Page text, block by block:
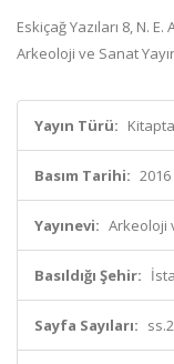
Eskiçağ Yazıları 8, N.
Arkeoloji ve Sanat
Yayın Türü:
Basım Tarihi: 2016
Yayınevi: Arkeoloji
Basıldığı Şehir:
Sayfa Sayıları: